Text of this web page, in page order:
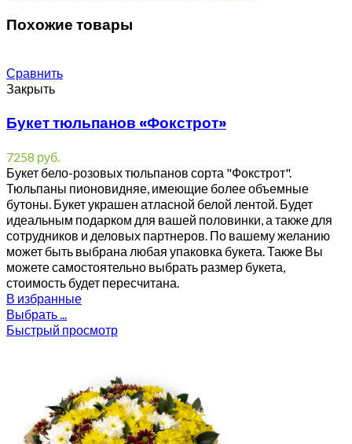
Похожие товары
Сравнить
Закрыть
Букет тюльпанов «Фокстрот»
7258 руб.
Букет бело-розовых тюльпанов сорта "Фокстрот".
Тюльпаны пионовидняе, имеющие более объемные
бутоны. Букет украшен атласной белой лентой. Будет
идеальным подарком для вашей половинки, а также для
сотрудников и деловых партнеров. По вашему желанию
может быть выбрана любая упаковка букета. Также Вы
можете самостоятельно выбрать размер букета,
стоимость будет пересчитана.
В избранные
Выбрать ...
Быстрый просмотр